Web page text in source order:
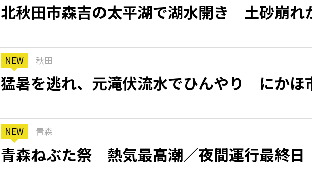
北秋田市森吉の太平湖で湖水開き 土砂崩れ
NEW 秋田
猛暑を逃れ、元滝伏流水でひんやり にかほ
NEW 青森
青森ねぶた祭 熱気最高潮／夜間運行最終日